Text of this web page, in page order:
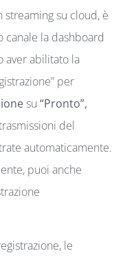
streaming su cloud, è
la dashboard
aver abilitato la
per
su “Pronto”,
del
automaticamente.
puoi anche
le